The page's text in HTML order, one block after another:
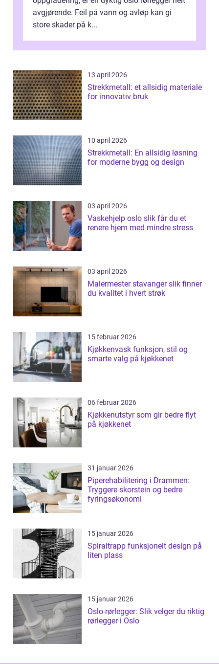
avgjørende. Feil på vann og avløp kan gi
store skader på k...
13 april 2026
Strekkmetall: et allsidig materiale
for innovativ bruk
10 april 2026
Strekkmetall: En allsidig løsning
for moderne bygg og design
03 april 2026
Vaskehjelp oslo slik får du et
renere hjem med mindre stress
03 april 2026
Malermester stavanger slik finner
du kvalitet i hvert strøk
15 februar 2026
Kjøkkenvask funksjon, stil og
smarte valg på kjøkkenet
06 februar 2026
Kjøkkenutstyr som gir bedre flyt
på kjøkkenet
31 januar 2026
Piperehabilitering i Drammen:
Tryggere skorstein og bedre
fyringsøkonomi
15 januar 2026
Spiraltrapp funksjonelt design på
liten plass
15 januar 2026
Oslo-rørlegger: Slik velger du riktig
rørlegger i Oslo